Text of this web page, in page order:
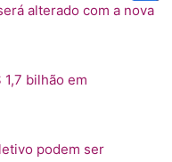
alterado com a nova
bilhão em
podem ser